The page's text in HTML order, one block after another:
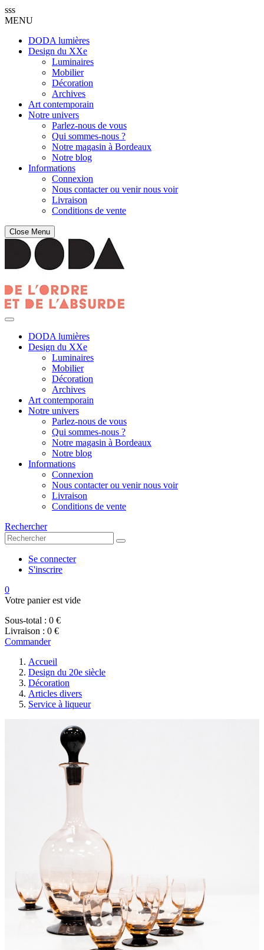
sss
MENU
DODA lumières
Design du XXe
Luminaires
Mobilier
Décoration
Archives
Art contemporain
Notre univers
Parlez-nous de vous
Qui sommes-nous ?
Notre magasin à Bordeaux
Notre blog
Informations
Connexion
Nous contacter ou venir nous voir
Livraison
Conditions de vente
Close Menu
DODA lumières
Design du XXe
Luminaires
Mobilier
Décoration
Archives
Art contemporain
Notre univers
Parlez-nous de vous
Qui sommes-nous ?
Notre magasin à Bordeaux
Notre blog
Informations
Connexion
Nous contacter ou venir nous voir
Livraison
Conditions de vente
Rechercher
Se connecter
S'inscrire
0
Votre panier est vide
Sous-total : 0 €
Livraison : 0 €
Commander
Accueil
Design du 20e siècle
Décoration
Articles divers
Service à liqueur